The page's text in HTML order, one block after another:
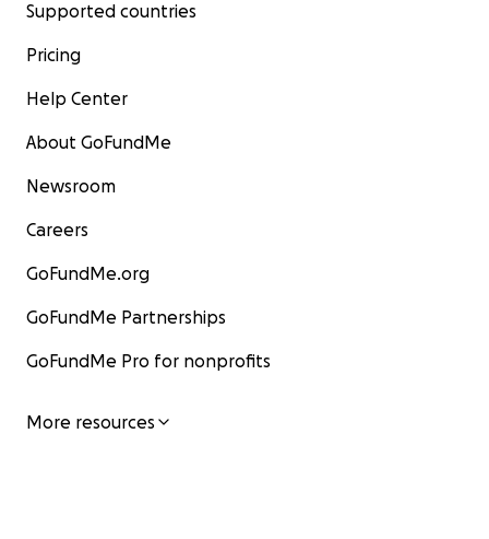
Supported countries
Pricing
Help Center
About GoFundMe
Newsroom
Careers
GoFundMe.org
GoFundMe Partnerships
GoFundMe Pro for nonprofits
More resources